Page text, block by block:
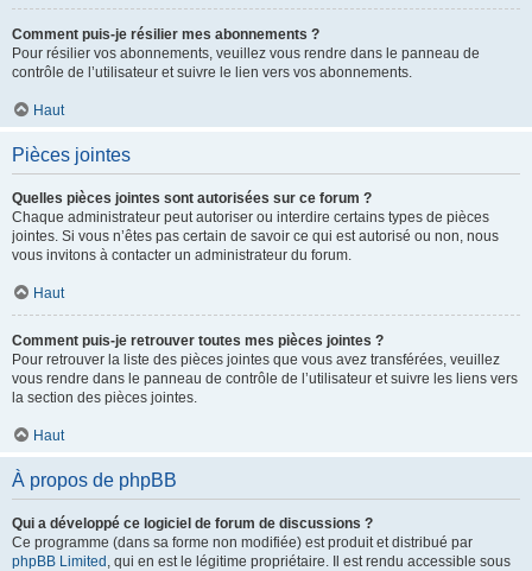
Comment puis-je résilier mes abonnements ?
Pour résilier vos abonnements, veuillez vous rendre dans le panneau de
contrôle de l’utilisateur et suivre le lien vers vos abonnements.
Haut
Pièces jointes
Quelles pièces jointes sont autorisées sur ce forum ?
Chaque administrateur peut autoriser ou interdire certains types de pièces
jointes. Si vous n’êtes pas certain de savoir ce qui est autorisé ou non, nous
vous invitons à contacter un administrateur du forum.
Haut
Comment puis-je retrouver toutes mes pièces jointes ?
Pour retrouver la liste des pièces jointes que vous avez transférées, veuillez
vous rendre dans le panneau de contrôle de l’utilisateur et suivre les liens vers
la section des pièces jointes.
Haut
À propos de phpBB
Qui a développé ce logiciel de forum de discussions ?
Ce programme (dans sa forme non modifiée) est produit et distribué par
phpBB Limited , qui en est le légitime propriétaire. Il est rendu accessible sous